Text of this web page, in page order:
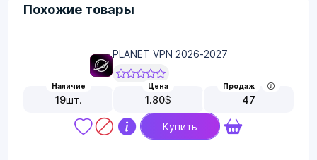
Похожие товары
PLANET VPN 2026-2027
Наличие
19шт.
Цена
1.80$
Продаж
47
Купить